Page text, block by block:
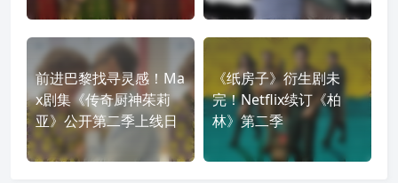
前进巴黎找寻灵感！Ma
x剧集《传奇厨神茱莉
亚》公开第二季上线日
《纸房子》衍生剧未
完！Netflix续订《柏
林》第二季